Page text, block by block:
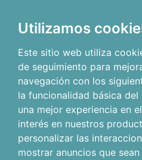
Utilizamos
Este sitio web utiliza
de seguimiento para
navegación con los
la funcionalidad básica del
una mejor experiencia en
interés en nuestros
personalizar las
mostrar anuncios que